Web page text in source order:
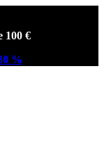
100 €
%